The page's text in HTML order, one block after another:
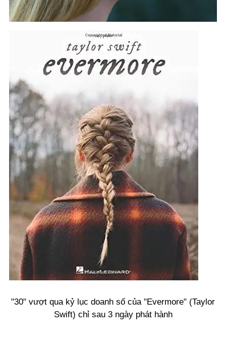
"30" vượt qua kỷ lục doanh số của "Evermore" (Taylor
Swift) chỉ sau 3 ngày phát hành